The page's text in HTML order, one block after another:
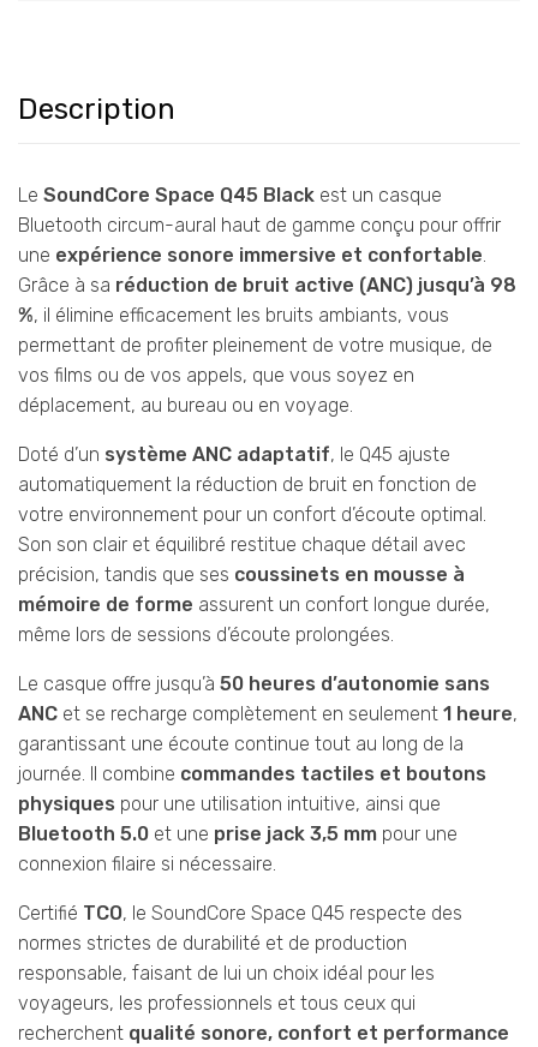
Description
Le SoundCore Space Q45 Black est un casque
Bluetooth circum-aural haut de gamme conçu pour offrir
une expérience sonore immersive et confortable
Grâce à sa réduction de bruit active (ANC) jusqu’à 98
%, il élimine efficacement les bruits ambiants, vous
permettant de profiter pleinement de votre musique, de
vos films ou de vos appels, que vous soyez en
déplacement, au bureau ou en voyage.
Doté d’un système ANC adaptatif, le Q45 ajuste
automatiquement la réduction de bruit en fonction de
votre environnement pour un confort d’écoute optimal.
Son son clair et équilibré restitue chaque détail avec
précision, tandis que ses coussinets en mousse à
mémoire de forme assurent un confort longue durée,
même lors de sessions d’écoute prolongées.
Le casque offre jusqu’à 50 heures d’autonomie sans
ANC et se recharge complètement en seulement 1 heure,
garantissant une écoute continue tout au long de la
journée. Il combine commandes tactiles et boutons
physiques pour une utilisation intuitive, ainsi que
Bluetooth 5.0 et une prise jack 3,5 mm pour une
connexion filaire si nécessaire.
Certifié TCO, le SoundCore Space Q45 respecte des
normes strictes de durabilité et de production
responsable, faisant de lui un choix idéal pour les
voyageurs, les professionnels et tous ceux qui
recherchent qualité sonore, confort et performance